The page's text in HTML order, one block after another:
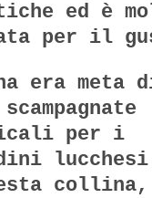
ed è
per il
era meta
per i
lucchesi
collina,